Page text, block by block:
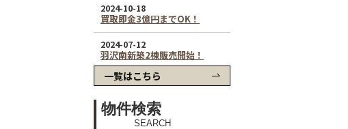
一覧はこちら
物件検索
SEARCH